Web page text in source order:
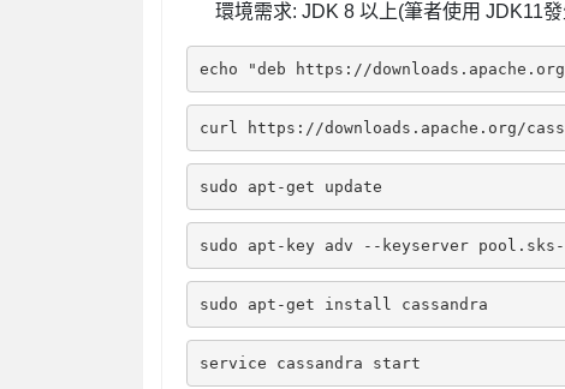
環境需求: JDK 8 以上(筆者使用 JDK11
echo "deb https://
curl https://downloads.apache.org/
sudo apt-get update
sudo apt-key adv --keyserver pool.sks-
sudo apt-get install cassandra
service cassandra start